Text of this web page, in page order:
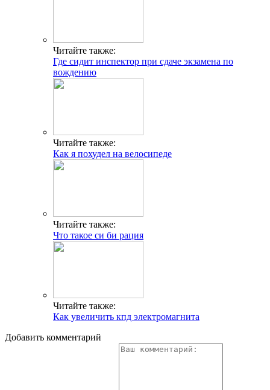
Читайте также:
Где сидит инспектор при сдаче экзамена по
вождению
Читайте также:
Как я похудел на велосипеде
Читайте также:
Что такое си би рация
Читайте также:
Как увеличить кпд электромагнита
Добавить комментарий